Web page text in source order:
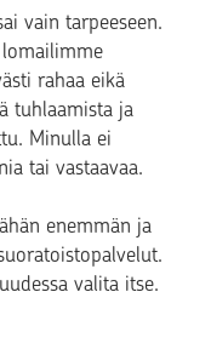
vain tarpeeseen.
rahaa eikä
tuhlaamista ja
Minulla ei
tai vastaavaa.
enemmän ja
valita itse.